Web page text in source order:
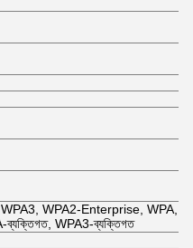
WPA2-Enterprise, WPA,
WPA3-ব্যক্তিগত